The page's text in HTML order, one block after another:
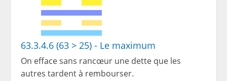
63.3.4.6 (63 > 25) - Le maximum
On efface sans rancœur une dette que les
autres tardent à rembourser.